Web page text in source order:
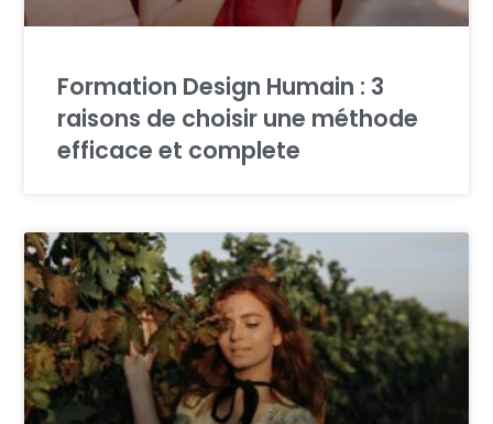
Formation Design Humain : 3
raisons de choisir une méthode
efficace et complete